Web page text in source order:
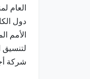
العام
دول
الأمم
لتنسيق
شركة